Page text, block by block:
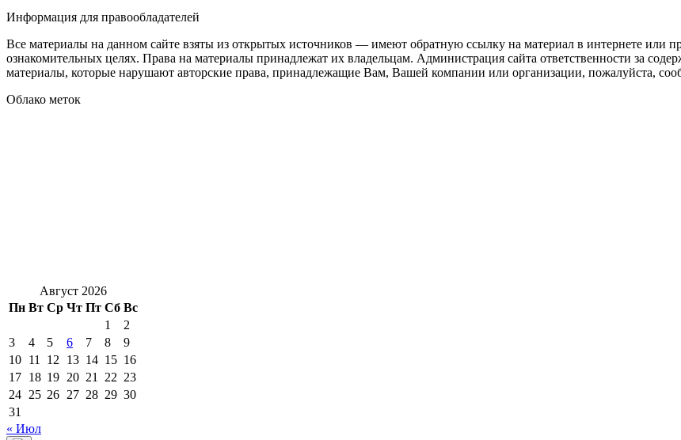
Информация для правообладателей
Все материалы на данном сайте взяты из открытых источников — имеют обратную ссылку на материал в интернете или
ознакомительных целях. Права на материалы принадлежат их владельцам. Администрация сайта ответственности за
материалы, которые нарушают авторские права, принадлежащие Вам, Вашей компании или организации, пожалуйста,
Облако меток
Август 2026
Пн Вт Ср Чт Пт Сб Вс
1
2
3
4 5 6 7 8
9
10 11 12 13 14 15 16
17 18 19 20 21 22 23
24 25 26 27 28 29 30
31
« Июл